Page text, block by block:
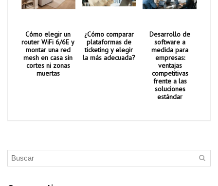
Cómo elegir un
router WiFi 6/6E y
montar una red
mesh en casa sin
cortes ni zonas
muertas
¿Cómo comparar
plataformas de
ticketing y elegir
la más adecuada?
Desarrollo de
software a
medida para
empresas:
ventajas
competitivas
frente a las
soluciones
estándar